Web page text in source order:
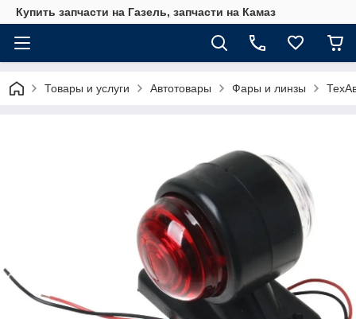
Купить запчасти на Газель, запчасти на Камаз
Товары и услуги Автотовары Фары и линзы